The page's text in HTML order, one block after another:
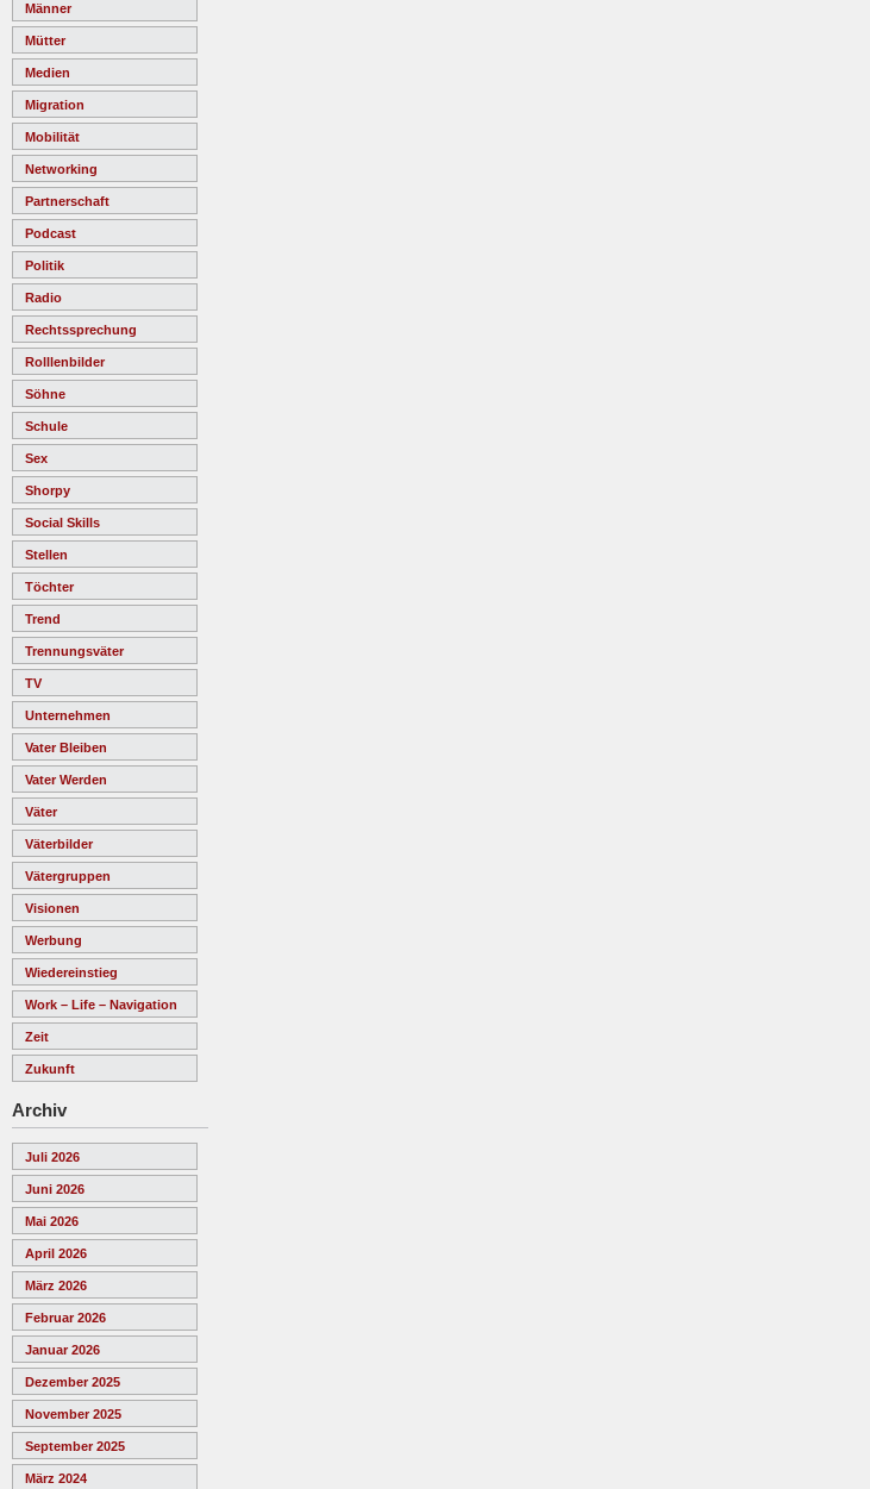
Männer
Mütter
Medien
Migration
Mobilität
Networking
Partnerschaft
Podcast
Politik
Radio
Rechtssprechung
Rolllenbilder
Söhne
Schule
Sex
Shorpy
Social Skills
Stellen
Töchter
Trend
Trennungsväter
TV
Unternehmen
Vater Bleiben
Vater Werden
Väter
Väterbilder
Vätergruppen
Visionen
Werbung
Wiedereinstieg
Work – Life – Navigation
Zeit
Zukunft
Archiv
Juli 2026
Juni 2026
Mai 2026
April 2026
März 2026
Februar 2026
Januar 2026
Dezember 2025
November 2025
September 2025
März 2024